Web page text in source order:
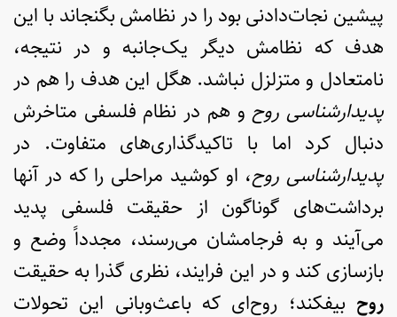
پیشین نجات‌دادنی بود را در نظامش بگنجاند با این
هدف که نظامش دیگر یک‌جانبه و در نتیجه‌،
نامتعادل و متزلزل نباشد. هگل این هدف را هم در
پدیدارشناسی روحو هم در نظام فلسفی متاخرش
دنبال کرد اما با تاکیدگذاری‌های متفاوت. در
پدیدارشناسی روح، او کوشید مراحلی را که در آنها
برداشت‌های گوناگون از حقیقت فلسفی پدید
می‌آیند و به فرجامشان می‌رسند، مجدداً وضع و
بازسازی کند و در این فرایند، نظری گذرا به حقیقت
روح بیفکند؛ روح‌ای که باعث‌وبانیِ این تحولات